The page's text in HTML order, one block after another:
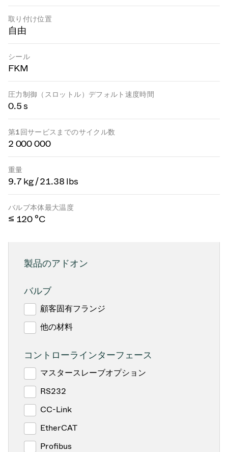
取り付け位置
自由
シール
FKM
圧力制御（スロットル）デフォルト速度時間
0.5 s
第1回サービスまでのサイクル数
2 000 000
重量
9.7 kg / 21.38 lbs
バルブ本体最大温度
≤ 120 °C
製品のアドオン
バルブ
顧客固有フランジ
他の材料
コントローラインターフェース
マスタースレーブオプション
RS232
CC-Link
EtherCAT
Profibus